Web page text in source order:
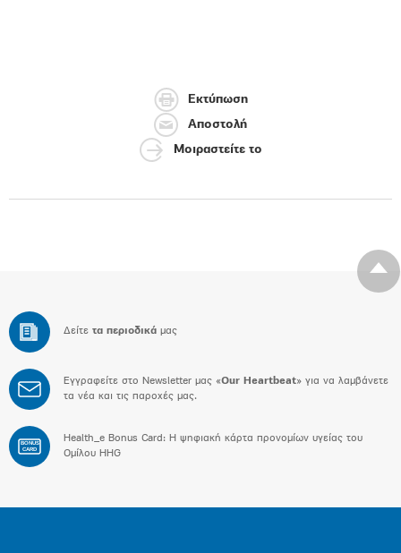
Εκτύπωση
Αποστολή
Μοιραστείτε το
Δείτε τα περιοδικά μας
Εγγραφείτε στο Newsletter μας «Our Heartbeat» για να λαμβάνετε
τα νέα και τις παροχές μας.
BONUS
CARD
Health_e Bonus Card: H ψηφιακή κάρτα προνομίων υγείας του
Ομίλου HHG